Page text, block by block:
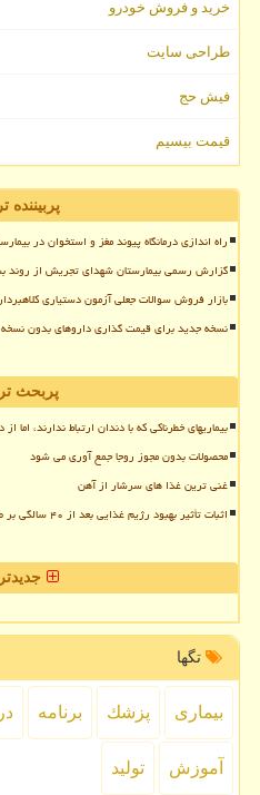
خرید و فروش خودرو
طراحی سایت
فیش حج
قیمت بیسیم
پربیننده
راه اندازی درمانگاه پیوند مغز و استخوان در
گزارش رسمی بیمارستان شهدای تجریش از روند
بازار فروش سوالات جعلی آزمون دستیاری کلاهبرداری ۲۵۰ میلیون تومانی از
نسخه جدید برای قیمت گذاری داروهای بدون نسخه
پربحث
بیماریهای خطرناکی که با دندان ارتباط ندارند، اما
محصولات بدون مجوز روجا جمع آوری می شود
غنی ترین غذا های سرشار از آهن
اثبات تأثیر بهبود رژیم غذایی بعد از ۴۰ سالگی بر طول عمر
تگها
بیماری پزشك برنامه
آموزش تولید